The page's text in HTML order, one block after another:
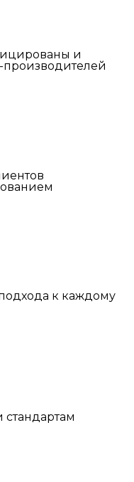
и
к каждому
стандартам